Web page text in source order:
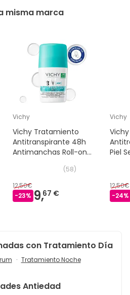
misma marca
Vichy
Vichy Tratamiento
Antitranspirante 48h
Antimanchas Roll-on
(58)
12,50€
-23% 9,67 €
Vichy
Piel
12,50€
-24%
con Tratamiento Día
Tratamiento Noche
Antiedad